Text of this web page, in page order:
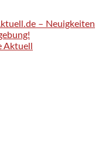
– Neuigkeiten